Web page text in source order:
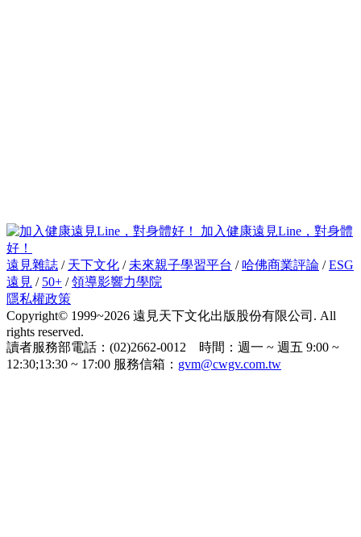
加入健康遠見Line，對身體
好！
遠見雜誌 / 天下文化 / 未來親子學習平台 / 哈佛商業評論 /ESG
遠見 / 50+ /領導影響力學院
隱私權政策
Copyright© 1999~2026 遠見天下文化出版股份有限公司. All
rights reserved.
讀者服務部電話：(02)2662-0012 時間：週一 ~ 週五 9:00 ~
12:30;13:30 ~ 17:00 服務信箱： gvm@cwgv.com.tw